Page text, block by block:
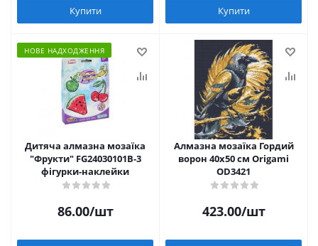
Купити Купити
НОВЕ НАДХОДЖЕННЯ
Дитяча алмазна мозаїка
"Фрукти" FG24030101B-3
фігурки-наклейки
86.00/шт
Алмазна мозаїка Гордий
ворон 40х50 см Origami
OD3421
423.00/шт